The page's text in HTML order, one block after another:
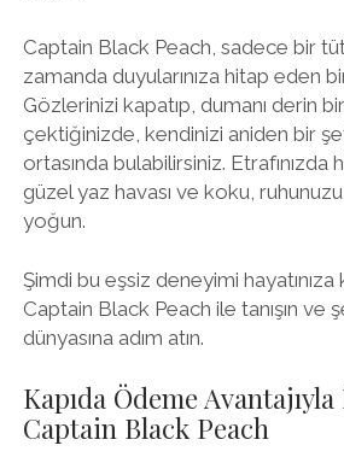
Captain Black Peach, sadece bir
zamanda duyularınıza hitap eden
Gözlerinizi kapatıp, dumanı derin
çektiğinizde, kendinizi aniden bir
ortasında bulabilirsiniz. Etrafınızda
güzel yaz havası ve koku,
yoğun.
Şimdi bu eşsiz deneyimi hayatınıza
Captain Black Peach ile tanışın ve
dünyasına adım atın.
Kapıda Ödeme
Captain Black Peach